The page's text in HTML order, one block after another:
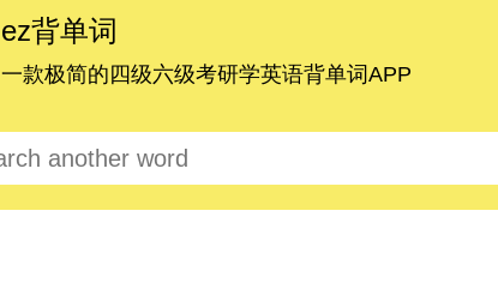
ez背单词
一款极简的四级六级考研学英语背单词APP